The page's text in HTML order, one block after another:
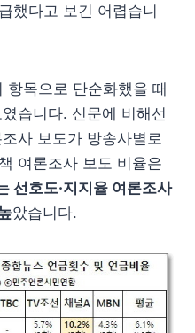
했다고 보긴 어렵습니
목으로 단순화했을 때
습니다. 신문에 비해선
사 보도가 방송사별로
여론조사 보도 비율은
선호도·지지율 여론조사
았습니다.